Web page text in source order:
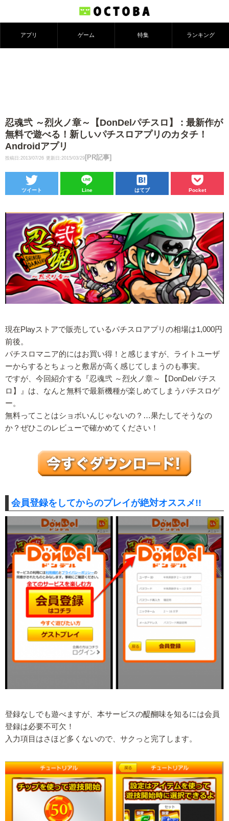
アプリ ゲーム 特集 ランキング
忍魂弐 ～烈火ノ章～【DonDelパチスロ】 : 最新作が
無料で遊べる！新しいパチスロアプリのカタチ！
Androidアプリ
投稿日:2013/07/26 更新日:2015/03/29 [PR記事]
ツイート Line はてブ Pocket
現在Playストアで販売しているパチスロアプリの相場は1,000円
前後。
パチスロマニア的にはお買い得！と感じますが、ライトユーザ
ーからするとちょっと敷居が高く感じてしまうのも事実。
ですが、今回紹介する『忍魂弐 ～烈火ノ章～【DonDelパチス
ロ】』は、なんと無料で最新機種が楽しめてしまうパチスロゲ
ー。
無料ってことはショボいんじゃないの？…果たしてそうなの
か？ぜひこのレビューで確かめてください！
会員登録をしてからのプレイが絶対オススメ!!
登録なしでも遊べますが、本サービスの醍醐味を知るには会員
登録は必要不可欠！
入力項目はさほど多くないので、サクっと完了します。